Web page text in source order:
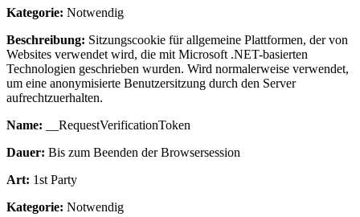
Kategorie: Notwendig
Beschreibung: Sitzungscookie für allgemeine Plattformen, der von
Websites verwendet wird, die mit Microsoft .NET-basierten
Technologien geschrieben wurden. Wird normalerweise verwendet,
um eine anonymisierte Benutzersitzung durch den Server
aufrechtzuerhalten.
Name: __RequestVerificationToken
Dauer: Bis zum Beenden der Browsersession
Art: 1st Party
Kategorie: Notwendig